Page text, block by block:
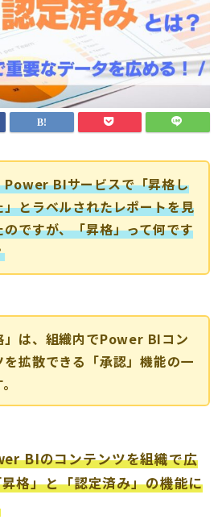
Power BIサービスで「昇格し
」とラベルされたレポートを見
のですが、「昇格」って何です
」は、組織内でPower BIコン
を拡散できる「承認」機能の一
BIのコンテンツを組織で広
格」と「認定済み」の機能に